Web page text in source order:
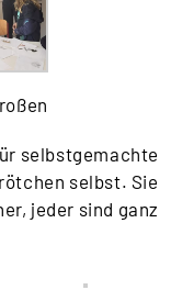
selbstgemachte
selbst. Sie
jeder sind ganz